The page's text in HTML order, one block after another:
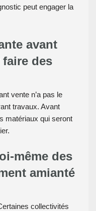
peut engager la
avant
des
vente n’a pas le
travaux. Avant
matériaux qui seront
même des
amianté
collectivités